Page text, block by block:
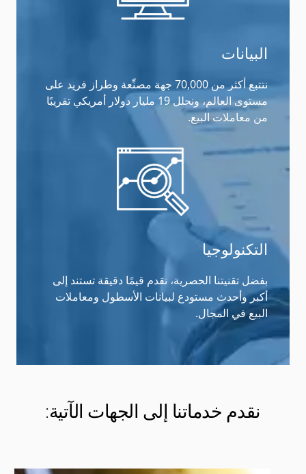
البيانات
نتتبع أكثر من 70,000 جهة مصنِّعة وطراز فريد على
مستوى العالم، ونحلل 19 مليار دولار أمريكي تقريبًا
من معاملات البيع.
التكنولوجيا
بفضل تقنيتنا الحصرية، نقدم قيمًا دقيقة تستند إلى
أكبر وأحدث مستودع لبيانات الأسطول ومعاملات
البيع في المجال.
نقدم خدماتنا إلى الجهات الآتية: